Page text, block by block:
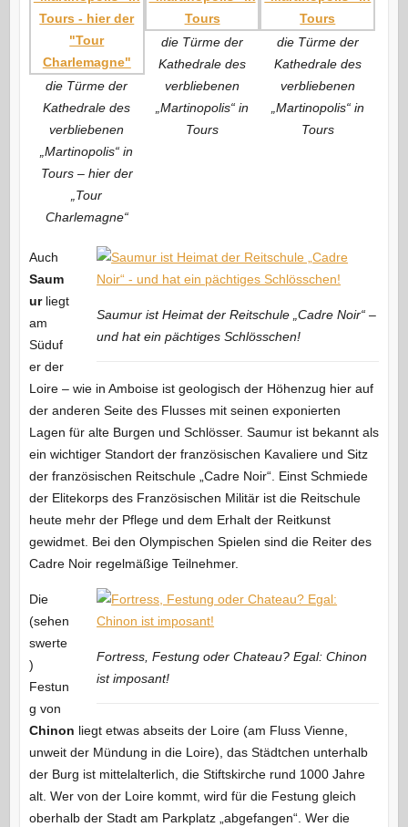
die Türme der
Kathedrale des
verbliebenen
„Martinopolis“ in
Tours – hier der
„Tour
Charlemagne“
die Türme der
Kathedrale des
verbliebenen
„Martinopolis“ in
Tours
die Türme der
Kathedrale des
verbliebenen
„Martinopolis“ in
Tours
Saumur ist Heimat der Reitschule „Cadre Noir“ –
und hat ein pächtiges Schlösschen!
Auch
Saum
urliegt
am
Süduf
er der
Loire – wie in Amboise ist geologisch der Höhenzug hier auf
der anderen Seite des Flusses mit seinen exponierten
Lagen für alte Burgen und Schlösser. Saumur ist bekannt als
ein wichtiger Standort der französischen Kavaliere und Sitz
der französischen Reitschule „Cadre Noir“. Einst Schmiede
der Elitekorps des Französischen Militär ist die Reitschule
heute mehr der Pflege und dem Erhalt der Reitkunst
gewidmet. Bei den Olympischen Spielen sind die Reiter des
Cadre Noir regelmäßige Teilnehmer.
Fortress, Festung oder Chateau? Egal: Chinon
ist imposant!
Die
(sehen
swerte
)
Festun
g von
Chinon liegt etwas abseits der Loire (am Fluss Vienne,
unweit der Mündung in die Loire), das Städtchen unterhalb
der Burg ist mittelalterlich, die Stiftskirche rund 1000 Jahre
alt. Wer von der Loire kommt, wird für die Festung gleich
oberhalb der Stadt am Parkplatz „abgefangen“. Wer die